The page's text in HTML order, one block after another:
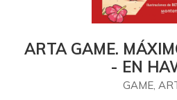
ARTA GAME.
- EN
GAME,